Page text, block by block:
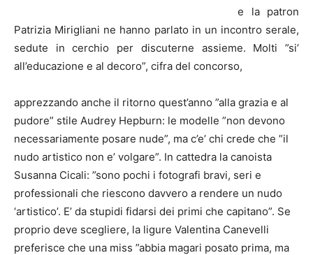
e la patron
Patrizia Mirigliani ne hanno parlato in un incontro serale,
sedute in cerchio per discuterne assieme. Molti ”si’
all’educazione e al decoro”, cifra del concorso,
apprezzando anche il ritorno quest’anno ”alla grazia e al
pudore” stile Audrey Hepburn: le modelle ”non devono
necessariamente posare nude”, ma c’e’ chi crede che ”il
nudo artistico non e’ volgare”. In cattedra la canoista
Susanna Cicali: ”sono pochi i fotografi bravi, seri e
professionali che riescono davvero a rendere un nudo
‘artistico’. E’ da stupidi fidarsi dei primi che capitano”. Se
proprio deve scegliere, la ligure Valentina Canevelli
preferisce che una miss ”abbia magari posato prima, ma